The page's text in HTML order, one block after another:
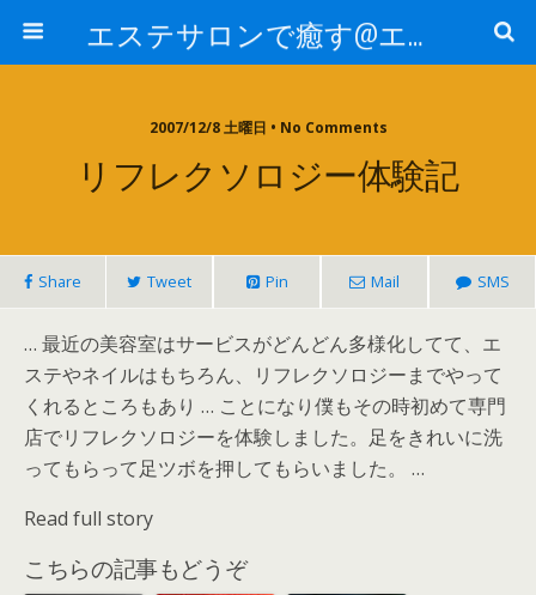
エステサロンで癒す@エステ～全国エステ情報
2007/12/8 土曜日 • No Comments
リフレクソロジー体験記
Share Tweet Pin Mail SMS
… 最近の美容室はサービスがどんどん多様化してて、エ
ステやネイルはもちろん、リフレクソロジーまでやって
くれるところもあり … ことになり僕もその時初めて専門
店でリフレクソロジーを体験しました。足をきれいに洗
ってもらって足ツボを押してもらいました。 …
Read full story
こちらの記事もどうぞ